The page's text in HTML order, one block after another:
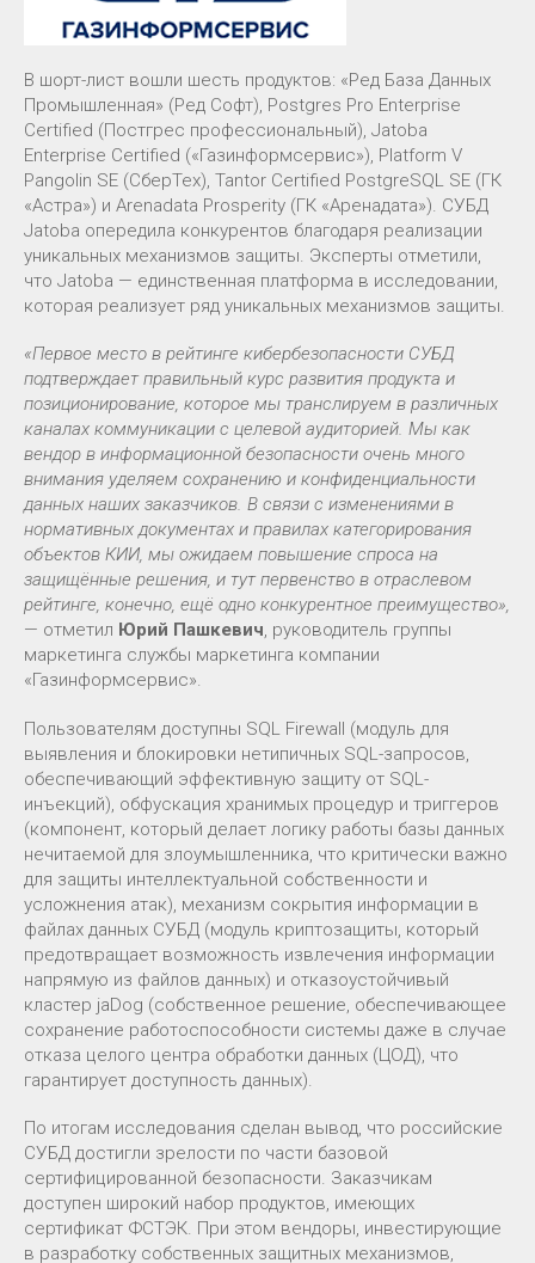
В шорт-лист вошли шесть продуктов: «Ред База Данных
Промышленная» (Ред Софт), Postgres Pro Enterprise
Certified (Постгрес профессиональный), Jatoba
Enterprise Certified («Газинформсервис»), Platform V
Pangolin SE (СберТех), Tantor Certified PostgreSQL SE (ГК
«Астра») и Arenadata Prosperity (ГК «Аренадата»). СУБД
Jatoba опередила конкурентов благодаря реализации
уникальных механизмов защиты. Эксперты отметили,
что Jatoba — единственная платформа в исследовании,
которая реализует ряд уникальных механизмов защиты.
«Первое место в рейтинге кибербезопасности СУБД
подтверждает правильный курс развития продукта и
позиционирование, которое мы транслируем в различных
каналах коммуникации с целевой аудиторией. Мы как
вендор в информационной безопасности очень много
внимания уделяем сохранению и конфиденциальности
данных наших заказчиков. В связи с изменениями в
нормативных документах и правилах категорирования
объектов КИИ, мы ожидаем повышение спроса на
защищённые решения, и тут первенство в отраслевом
рейтинге, конечно, ещё одно конкурентное преимущество»,
— отметил Юрий Пашкевич, руководитель группы
маркетинга службы маркетинга компании
«Газинформсервис».
Пользователям доступны SQL Firewall (модуль для
выявления и блокировки нетипичных SQL-запросов,
обеспечивающий эффективную защиту от SQL-
инъекций), обфускация хранимых процедур и триггеров
(компонент, который делает логику работы базы данных
нечитаемой для злоумышленника, что критически важно
для защиты интеллектуальной собственности и
усложнения атак), механизм сокрытия информации в
файлах данных СУБД (модуль криптозащиты, который
предотвращает возможность извлечения информации
напрямую из файлов данных) и отказоустойчивый
кластер jaDog (собственное решение, обеспечивающее
сохранение работоспособности системы даже в случае
отказа целого центра обработки данных (ЦОД), что
гарантирует доступность данных).
По итогам исследования сделан вывод, что российские
СУБД достигли зрелости по части базовой
сертифицированной безопасности. Заказчикам
доступен широкий набор продуктов, имеющих
сертификат ФСТЭК. При этом вендоры, инвестирующие
в разработку собственных защитных механизмов,